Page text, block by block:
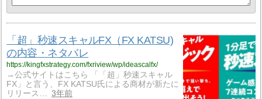
「超」秒速スキャルFX（FX KATSU)
の内容・ネタバレ
https://kingfxstrategy.com/fxriview/wp/ideascalfx/
→公式サイトはこちら 「「超」秒速スキャル
FX」と言う、FX KATSU氏による商材が新たに
リリース…
3年前